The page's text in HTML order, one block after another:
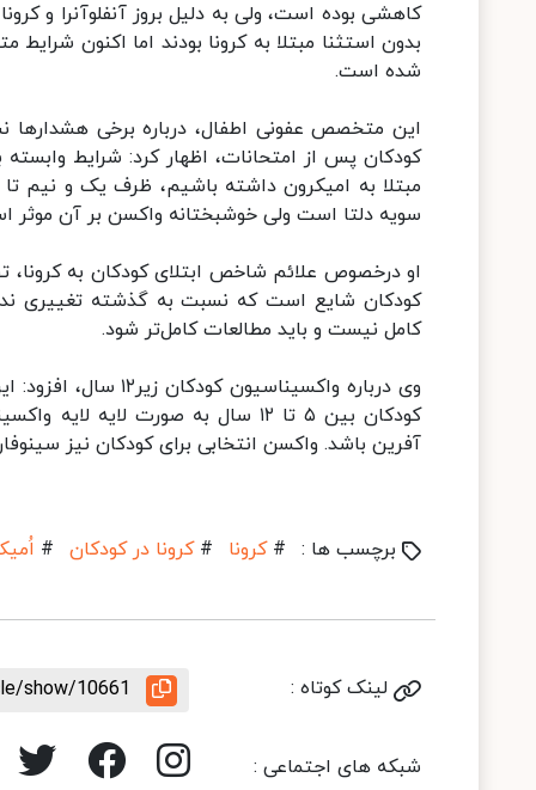
کاهشی بوده است، ولی به دلیل بروز آنفلوآنرا و
بدون استثنا مبتلا به کرونا بودند اما اکنون شرایط
شده است.
این متخصص عفونی اطفال، درباره برخی
سویه دلتا است ولی خوشبختانه واکسن بر آن موثر
او درخصوص علائم شاخص ابتلای کودکان به کرونا،
کودکان شایع است که نسبت به گذشته تغییری
کامل نیست و باید مطالعات کامل‌تر شود.
وی درباره
کودکان بین ۵ تا ۱۲ سال به صورت
آفرین باشد. واکسن انتخابی برای کودکان نیز
برچسب ها : # کرونا # کرونا در کودکان #
لینک کوتاه : show/10661
شبکه های اجتماعی :